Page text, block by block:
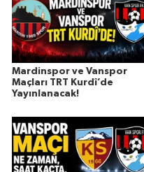
Mardinspor ve Vanspor
Maçları TRT Kurdî’de
Yayınlanacak!